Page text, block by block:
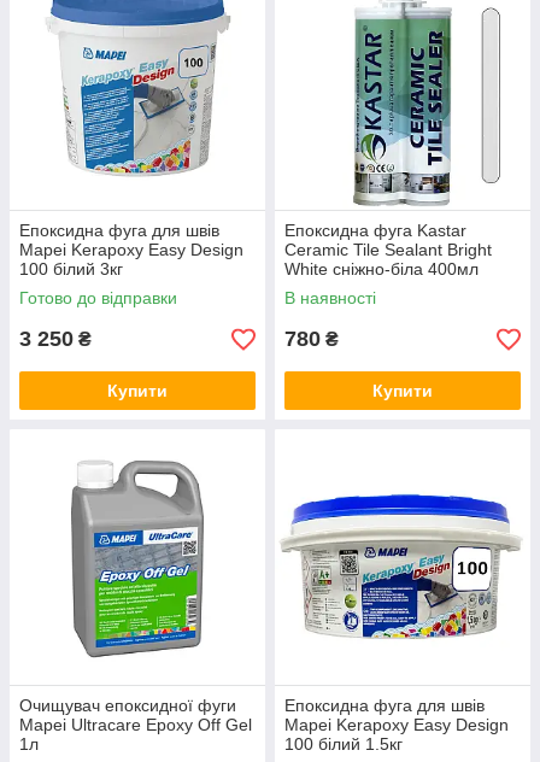
Епоксидна фуга для швів
Mapei Kerapoxy Easy Design
100 білий 3кг
Готово до відправки
3 250 ₴
Купити
Епоксидна фуга Kastar
Ceramic Tile Sealant Bright
White сніжно-біла 400мл
В наявності
780 ₴
Купити
Очищувач епоксидної фуги
Mapei Ultracare Epoxy Off Gel
1л
Епоксидна фуга для швів
Mapei Kerapoxy Easy Design
100 білий 1.5кг